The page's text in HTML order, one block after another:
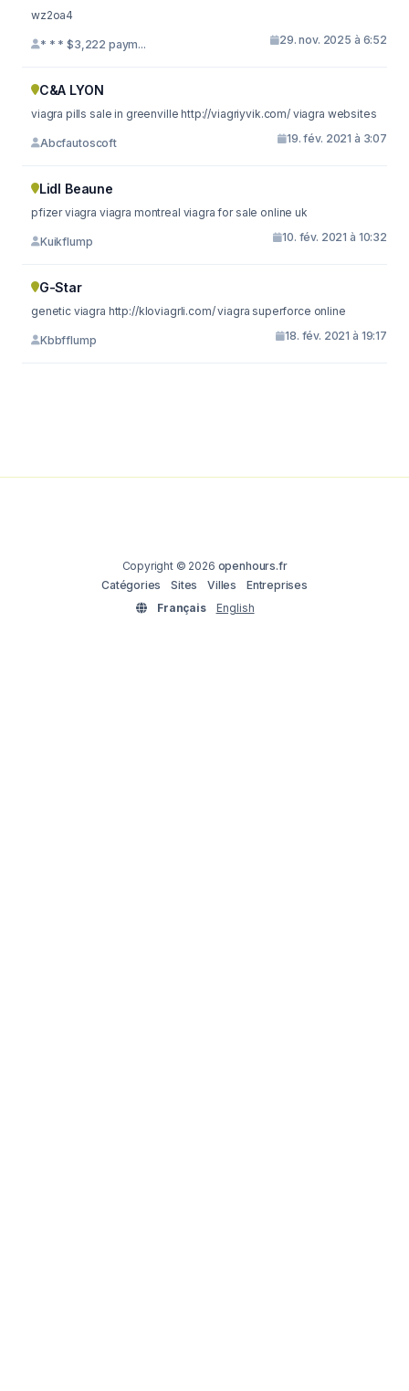
wz2oa4
* * * $3,222 paym... 29. nov. 2025 à 6:52
C&A LYON
viagra pills sale in greenville http://viagriyvik.com/ viagra websites
Abcfautoscoft 19. fév. 2021 à 3:07
Lidl Beaune
pfizer viagra viagra montreal viagra for sale online uk
Kuikflump 10. fév. 2021 à 10:32
G-Star
genetic viagra http://kloviagrli.com/ viagra superforce online
Kbbfflump 18. fév. 2021 à 19:17
Copyright © 2026 openhours.fr
Catégories
Sites Villes
Entreprises
Français
English